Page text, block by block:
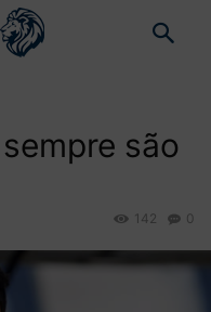
são
0
142